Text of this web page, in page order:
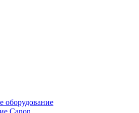
оборудование
Canon